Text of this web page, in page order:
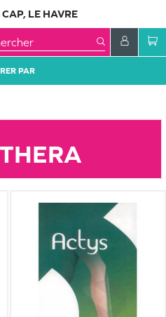
LE HAVRE
PAR